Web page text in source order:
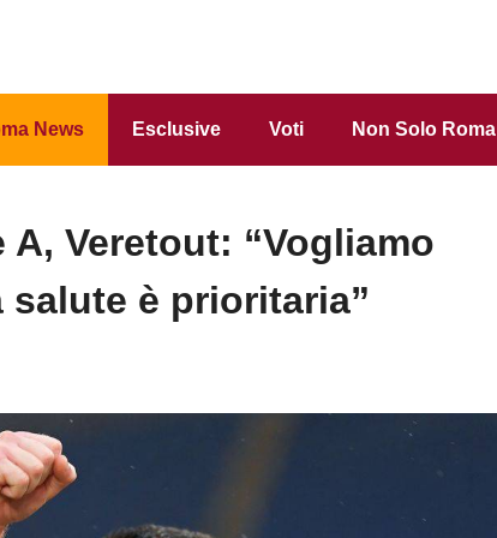
News Esclusive Voti Non Solo Roma
A, Veretout: “Vogliamo
salute è prioritaria”